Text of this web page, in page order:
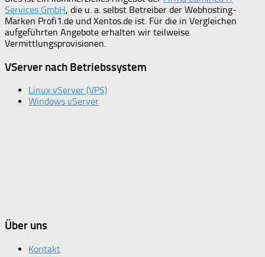
Services GmbH, die u. a. selbst Betreiber der Webhosting-
Marken Profi1.de und Xentos.de ist. Für die in Vergleichen
aufgeführten Angebote erhalten wir teilweise
Vermittlungsprovisionen.
VServer nach Betriebssystem
Linux vServer (VPS)
Windows vServer
Über uns
Kontakt